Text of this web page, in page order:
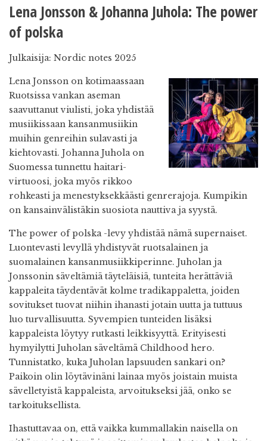
Lena Jonsson & Johanna Juhola: The power
of polska
Julkaisija: Nordic notes 2025
Lena Jonsson on kotimaassaan
Ruotsissa vankan aseman
saavuttanut viulisti, joka yhdistää
musiikissaan kansanmusiikin
muihin genreihin sulavasti ja
kiehtovasti. Johanna Juhola on
Suomessa tunnettu haitari-
virtuoosi, joka myös rikkoo
rohkeasti ja menestyksekkäästi genrerajoja. Kumpikin
on kansainvälistäkin suosiota nauttiva ja syystä.
The power of polska -levy yhdistää nämä supernaiset.
Luontevasti levyllä yhdistyvät ruotsalainen ja
suomalainen kansanmusiikkiperinne. Juholan ja
Jonssonin säveltämiä täyteläisiä, tunteita herättäviä
kappaleita täydentävät kolme tradikappaletta, joiden
sovitukset tuovat niihin ihanasti jotain uutta ja tuttuus
luo turvallisuutta. Syvempien tunteiden lisäksi
kappaleista löytyy rutkasti leikkisyyttä. Erityisesti
hymyilytti Juholan säveltämä Childhood hero.
Tunnistatko, kuka Juholan lapsuuden sankari on?
Paikoin olin löytävinäni lainaa myös joistain muista
sävelletyistä kappaleista, arvoitukseksi jää, onko se
tarkoituksellista.
Ihastuttavaa on, että vaikka kummallakin naisella on